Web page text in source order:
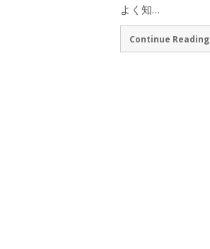
よく知…
Continue Reading